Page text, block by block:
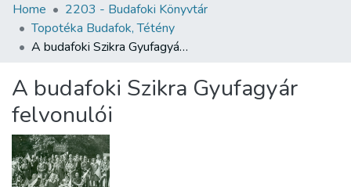
Communities & Collections
All of DSpace
About us
Home
2203 - Budafoki Könyvtár
Topotéka Budafok, Tétény
A budafoki Szikra Gyufagyár felvonulói
A budafoki Szikra Gyufagyár
felvonulói